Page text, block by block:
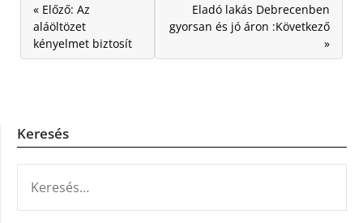
« Előző: Az
aláöltözet
kényelmet biztosít
Eladó lakás Debrecenben
gyorsan és jó áron :Következő
»
Keresés